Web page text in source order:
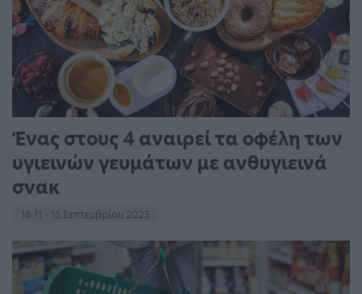
Ένας στους 4 αναιρεί τα οφέλη των
υγιεινών γευμάτων με ανθυγιεινά
σνακ
18:11 - 15 Σεπτεμβρίου 2023